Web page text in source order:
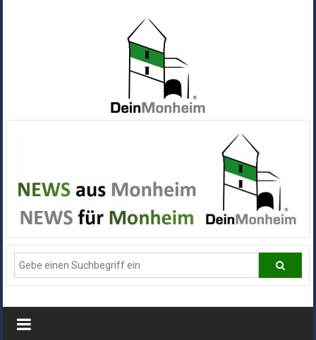
Alle
News
aus
Deiner
Stadt
Monheim